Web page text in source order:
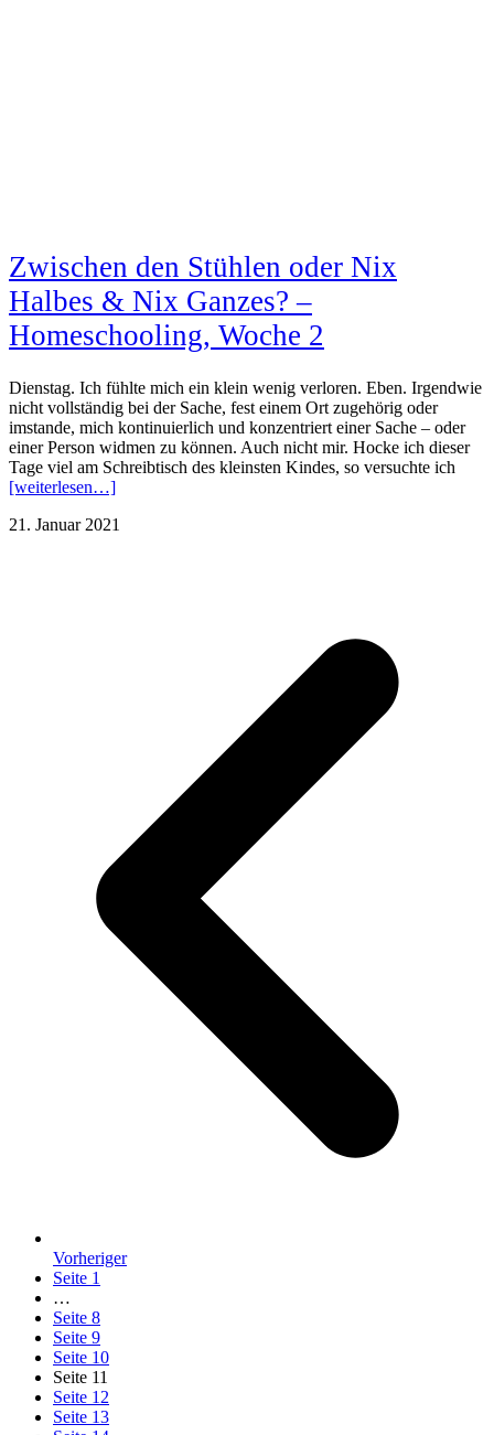
Zwischen den Stühlen oder Nix
Halbes & Nix Ganzes? –
Homeschooling, Woche 2
Dienstag. Ich fühlte mich ein klein wenig verloren. Eben. Irgendwie
nicht vollständig bei der Sache, fest einem Ort zugehörig oder
imstande, mich kontinuierlich und konzentriert einer Sache – oder
einer Person widmen zu können. Auch nicht mir. Hocke ich dieser
Tage viel am Schreibtisch des kleinsten Kindes, so versuchte ich
[weiterlesen…]
21. Januar 2021
Vorheriger
Seite 1
…
Seite 8
Seite 9
Seite 10
Seite 11
Seite 12
Seite 13